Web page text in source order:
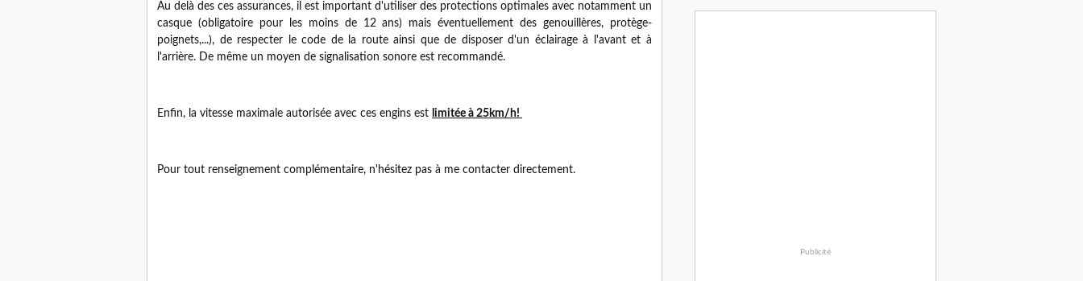
Au delà des ces assurances, il est important d'utiliser des protections optimales avec notamment un
casque (obligatoire pour les moins de 12 ans) mais éventuellement des genouillères, protège-
poignets,...), de respecter le code de la route ainsi que de disposer d'un éclairage à l'avant et à
l'arrière. De même un moyen de signalisation sonore est recommandé.
Enfin, la vitesse maximale autorisée avec ces engins est limitée à 25km/h!
Pour tout renseignement complémentaire, n'hésitez pas à me contacter directement.
Publicité